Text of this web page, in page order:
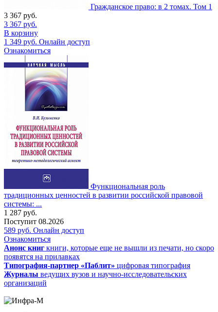
Гражданское право: в 2 томах. Том 1
3 367 руб.
3 367 руб.
В корзину
1 349 руб. Онлайн доступ
Ознакомиться
Функциональная роль
традиционных ценностей в развитии российской правовой
системы: ...
1 287 руб.
Поступит 08.2026
589 руб. Онлайн доступ
Ознакомиться
Анонс книг книги, которые еще не вышли из печати, но скоро
появятся на прилавках
Типография-партнер «Паблит» цифровая типография
Журналы ведущих вузов и научно-исследовательских
организаций